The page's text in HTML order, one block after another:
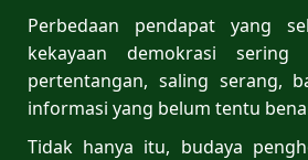
Perbedaan pendapat yang
kekayaan demokrasi sering
pertentangan, saling serang,
informasi yang belum tentu
Tidak hanya itu, budaya